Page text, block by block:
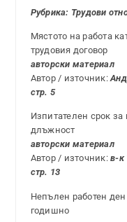
Рубрика: Трудови
Мястото на работа
трудовия договор
авторски материал
Автор / източник:
стр. 5
Изпитателен срок
длъжност
авторски материал
Автор / източник:в-к
стр. 13
Непълен работен
годишно